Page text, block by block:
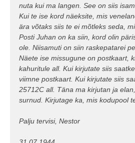
nuta kui ma langen. See on siis
Kui te ise kord näeksite, mis
ära võtaks siis te ei mõtleks seda,
Posti Juhan on ka siin, kord olin
ole. Niisamuti on siin raskepatarei
Näete ise missugune on postkaart,
kahuritule all. Kui kirjutate siis
viimne postkaart. Kui kirjutate siis
25712C all. Täna ma kirjutan ja
surnud. Kirjutage ka, mis kodupool
Palju tervisi, Nestor